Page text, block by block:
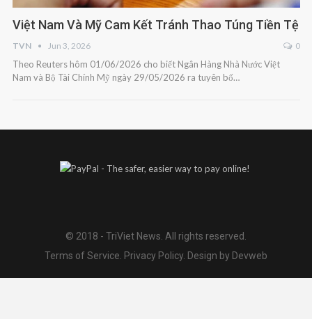
Việt Nam Và Mỹ Cam Kết Tránh Thao Túng Tiền Tệ
TVN Jun 3, 2026 0
Theo Reuters hôm 01/06/2026 cho biết Ngân Hàng Nhà Nước Việt
Nam và Bộ Tài Chính Mỹ ngày 29/05/2026 ra tuyên bố…
© 2018 - TriViet News. All rights reserved.
Terms of Service. Privacy Policy. Design by Devweb